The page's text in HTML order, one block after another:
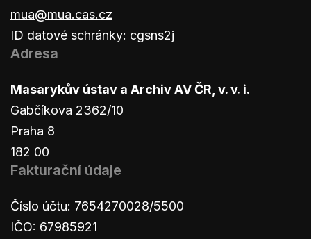
mua@mua.cas.cz
ID datové schránky: cgsns2j
Adresa
Masarykův ústav a Archiv AV ČR, v. v. i.
Gabčíkova 2362/10
Praha 8
182 00
Fakturační údaje
Číslo účtu: 7654270028/5500
IČO: 67985921